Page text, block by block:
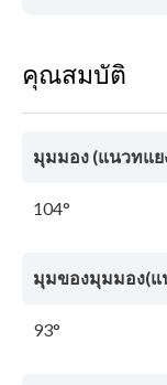
คุณสมบัติ
มุมมอง (แนวทแย
104°
มุมของมุมมอง(แ
93°